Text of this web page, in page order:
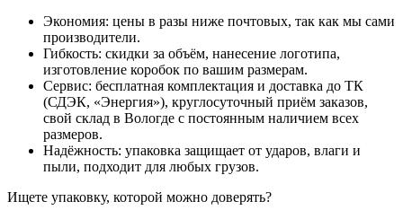
Экономия: цены в разы ниже почтовых, так как мы сами
производители.
Гибкость: скидки за объём, нанесение логотипа,
изготовление коробок по вашим размерам.
Сервис: бесплатная комплектация и доставка до ТК
(СДЭК, «Энергия»), круглосуточный приём заказов,
свой склад в Вологде с постоянным наличием всех
размеров.
Надёжность: упаковка защищает от ударов, влаги и
пыли, подходит для любых грузов.
Ищете упаковку, которой можно доверять?